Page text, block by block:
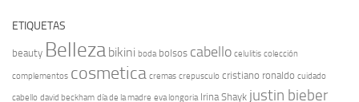
ETIQUETAS
beauty Belleza bikini boda bolsos cabello celulitis colección
complementos cosmetica cremas crepusculo cristiano ronaldo cuidado
cabello david beckham día de la madre eva longoria Irina Shayk justin bieber